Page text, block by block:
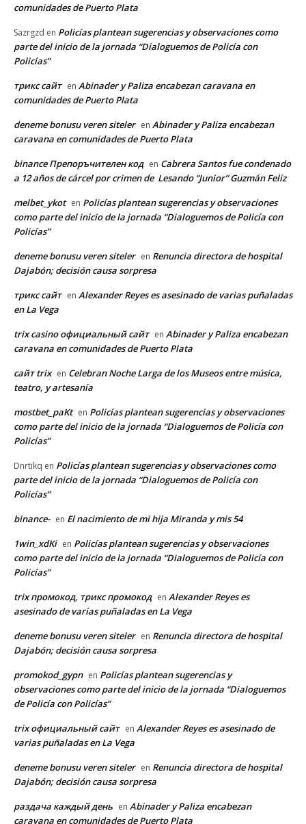
comunidades de Puerto Plata
Sazrgzd en Policías plantean sugerencias y observaciones como
parte del inicio de la jornada “Dialoguemos de Policía con
Policías”
трикс сайт en Abinader y Paliza encabezan caravana en
comunidades de Puerto Plata
deneme bonusu veren siteler en Abinader y Paliza encabezan
caravana en comunidades de Puerto Plata
binance Препоръчителен код en Cabrera Santos fue condenado
a 12 años de cárcel por crimen de Lesando “Junior” Guzmán Feliz
melbet_ykot en Policías plantean sugerencias y observaciones
como parte del inicio de la jornada “Dialoguemos de Policía con
Policías”
deneme bonusu veren siteler en Renuncia directora de hospital
Dajabón; decisión causa sorpresa
трикс сайт en Alexander Reyes es asesinado de varias puñaladas
en La Vega
trix casino официальный сайт en Abinader y Paliza encabezan
caravana en comunidades de Puerto Plata
сайт trix en Celebran Noche Larga de los Museos entre música,
teatro, y artesanía
mostbet_paKt en Policías plantean sugerencias y observaciones
como parte del inicio de la jornada “Dialoguemos de Policía con
Policías”
Dnrtikq en Policías plantean sugerencias y observaciones como
parte del inicio de la jornada “Dialoguemos de Policía con
Policías”
binance- en El nacimiento de mi hija Miranda y mis 54
1win_xdKi en Policías plantean sugerencias y observaciones
como parte del inicio de la jornada “Dialoguemos de Policía con
Policías”
trix промокод, трикс промокод en Alexander Reyes es
asesinado de varias puñaladas en La Vega
deneme bonusu veren siteler en Renuncia directora de hospital
Dajabón; decisión causa sorpresa
promokod_gypn en Policías plantean sugerencias y
observaciones como parte del inicio de la jornada “Dialoguemos
de Policía con Policías”
trix официальный сайт en Alexander Reyes es asesinado de
varias puñaladas en La Vega
deneme bonusu veren siteler en Renuncia directora de hospital
Dajabón; decisión causa sorpresa
раздача каждый день en Abinader y Paliza encabezan
caravana en comunidades de Puerto Plata